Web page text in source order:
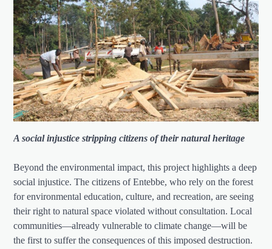
A social injustice stripping citizens of their natural heritage
Beyond the environmental impact, this project highlights a deep
social injustice. The citizens of Entebbe, who rely on the forest
for environmental education, culture, and recreation, are seeing
their right to natural space violated without consultation. Local
communities—already vulnerable to climate change—will be
the first to suffer the consequences of this imposed destruction.